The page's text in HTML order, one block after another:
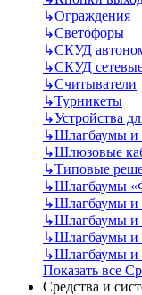
↳Ограждения
↳Светофоры
↳СКУД
↳СКУД
↳Считыватели
↳Турникеты
↳Устройства
↳Шлагбаумы и
↳Шлюзовые
↳Типовые
↳Шлагбаумы
↳Шлагбаумы и
↳Шлагбаумы и
↳Шлагбаумы и
↳Шлагбаумы и
Показать все
Средства и